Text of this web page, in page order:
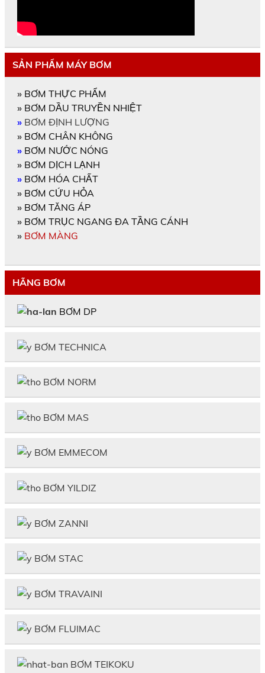
SẢN PHẨM MÁY BƠM
» BƠM THỰC PHẨM
» BƠM DẦU TRUYỀN NHIỆT
»BƠM ĐỊNH LƯỢNG
» BƠM CHÂN KHÔNG
» BƠM NƯỚC NÓNG
» BƠM DỊCH LẠNH
» BƠM HÓA CHẤT
» BƠM CỨU HỎA
» BƠM TĂNG ÁP
» BƠM TRỤC NGANG ĐA TẦNG CÁNH
» BƠM MÀNG
HÃNG BƠM
BƠM DP
BƠM TECHNICA
BƠM NORM
BƠM MAS
BƠM EMMECOM
BƠM YILDIZ
BƠM ZANNI
BƠM STAC
BƠM TRAVAINI
BƠM FLUIMAC
BƠM TEIKOKU